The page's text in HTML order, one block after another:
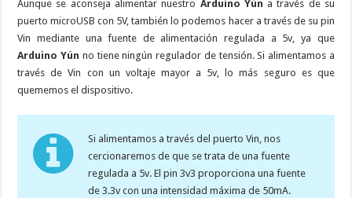
Aunque se aconseja alimentar nuestro Arduino Yún a través de su
puerto microUSB con 5V, también lo podemos hacer a través de su pin
Vin mediante una fuente de alimentación regulada a 5v, ya que
Arduino Yún no tiene ningún regulador de tensión. Si alimentamos a
través de Vin con un voltaje mayor a 5v, lo más seguro es que
quememos el dispositivo.
Si alimentamos a través del puerto Vin, nos
cercionaremos de que se trata de una fuente
regulada a 5v. El pin 3v3 proporciona una fuente
de 3.3v con una intensidad máxima de 50mA.